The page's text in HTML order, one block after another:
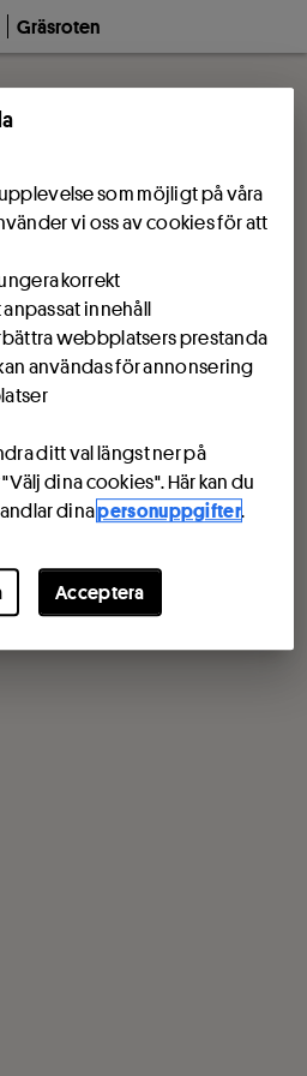
Gräsroten
som möjligt på våra
vi oss av cookies för att
korrekt
innehåll
webbplatsers prestanda
användas för annonsering
ditt val längst ner på
dina cookies". Här kan du
dinapersonuppgifter.
Acceptera